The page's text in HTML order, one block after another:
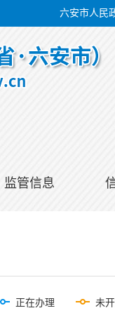
六安市人民
监管信息
正在办理 未